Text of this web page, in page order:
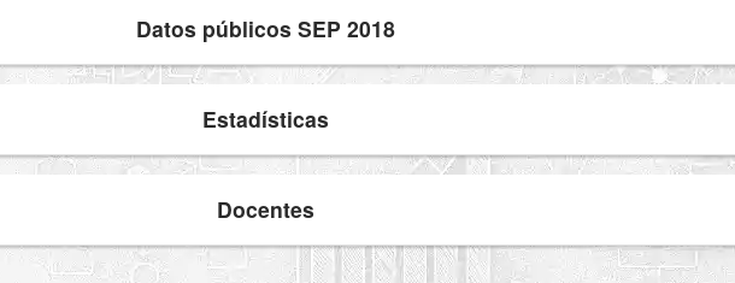
Datos públicos SEP 2018
Estadísticas
Docentes